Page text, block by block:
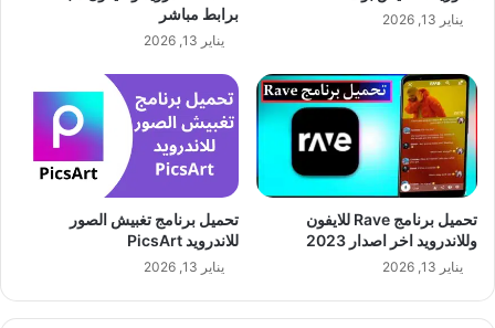
يناير 13, 2026
برابط مباشر
يناير 13, 2026
تحميل برنامج Rave للايفون
وللاندرويد اخر اصدار 2023
يناير 13, 2026
تحميل برنامج تغبيش الصور
للاندرويد PicsArt
يناير 13, 2026